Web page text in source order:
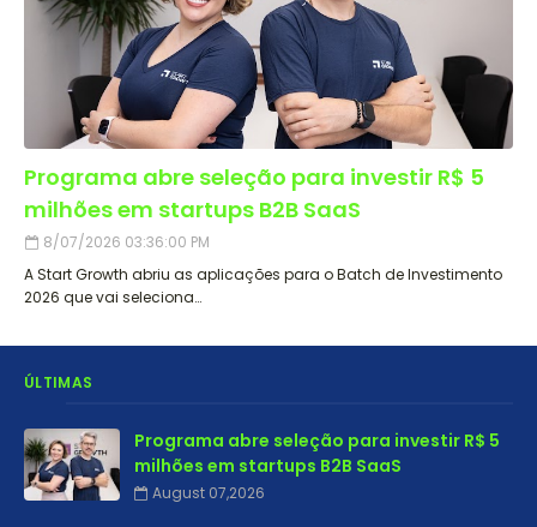
Programa abre seleção para investir R$ 5
milhões em startups B2B SaaS
8/07/2026 03:36:00 PM
A Start Growth abriu as aplicações para o Batch de Investimento
2026 que vai seleciona…
ÚLTIMAS
Programa abre seleção para investir R$ 5
milhões em startups B2B SaaS
August 07,2026